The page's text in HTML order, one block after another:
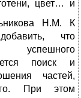
цвет… и
Н.М. К
что
поиск и
частей,
При этом